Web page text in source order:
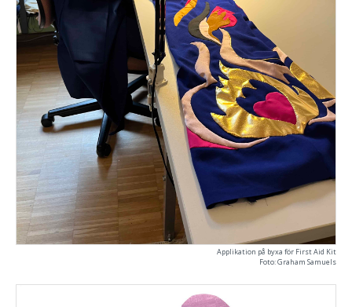
Applikation på byxa för First Aid Kit
Foto: Graham Samuels